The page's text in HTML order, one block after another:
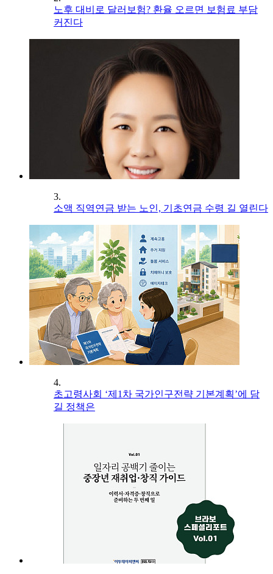
노후 대비로 달러보험? 환율 오르면 보험료 부담
커진다
3.
소액 직역연금 받는 노인, 기초연금 수령 길 열린다
4.
초고령사회 ‘제1차 국가인구전략 기본계획’에 담
길 정책은